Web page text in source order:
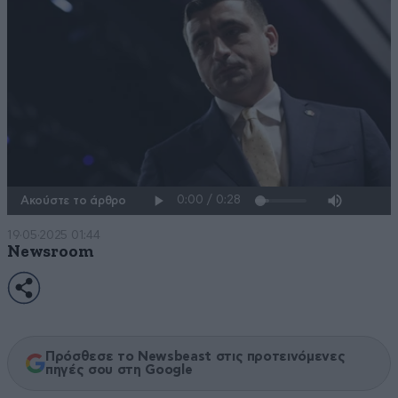
Ακούστε το άρθρο
19·05·2025 01:44
Newsroom
Πρόσθεσε το Newsbeast στις προτεινόμενες
πηγές σου στη Google